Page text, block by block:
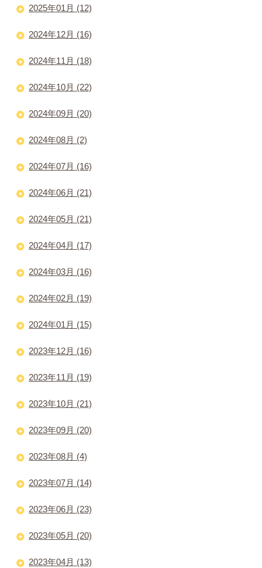
2025年01月 (12)
2024年12月 (16)
2024年11月 (18)
2024年10月 (22)
2024年09月 (20)
2024年08月 (2)
2024年07月 (16)
2024年06月 (21)
2024年05月 (21)
2024年04月 (17)
2024年03月 (16)
2024年02月 (19)
2024年01月 (15)
2023年12月 (16)
2023年11月 (19)
2023年10月 (21)
2023年09月 (20)
2023年08月 (4)
2023年07月 (14)
2023年06月 (23)
2023年05月 (20)
2023年04月 (13)